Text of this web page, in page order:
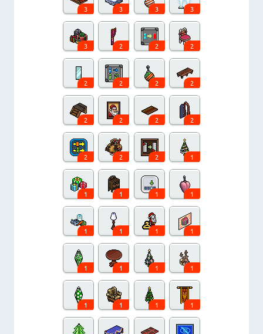
3 3 3 3
3 2 2 2
2 2 2 2
2 2 2 2
2 2 2 1
1 1 1 1
1 1 1 1
1 1 1 1
1 1 1 1